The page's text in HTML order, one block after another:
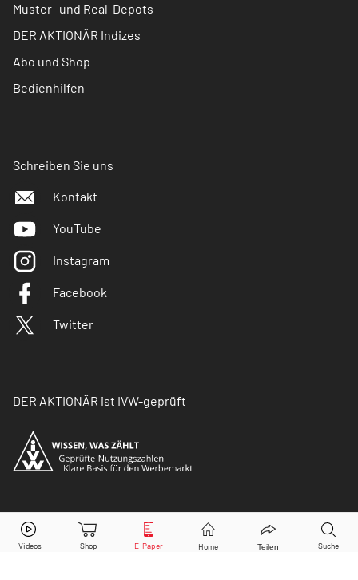
Muster- und Real-Depots
DER AKTIONÄR Indizes
Abo und Shop
Bedienhilfen
Schreiben Sie uns
Kontakt
YouTube
Instagram
Facebook
Twitter
DER AKTIONÄR ist IVW-geprüft
© Copyright 2026 Börsenmedien AG. Alle Rechte